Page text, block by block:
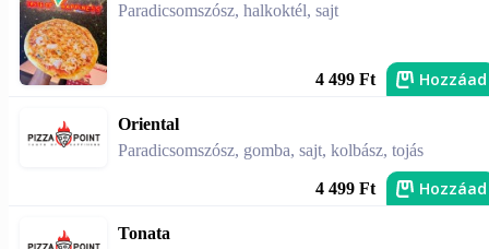
Paradicsomszósz, halkoktél, sajt
4 499 Ft Hozzáad
Oriental
Paradicsomszósz, gomba, sajt, kolbász, tojás
4 499 Ft Hozzáad
Tonata